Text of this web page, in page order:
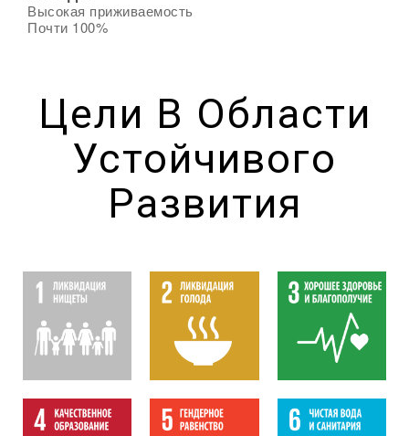
Высокая приживаемость
Почти 100%
Цели В Области
Устойчивого
Развития